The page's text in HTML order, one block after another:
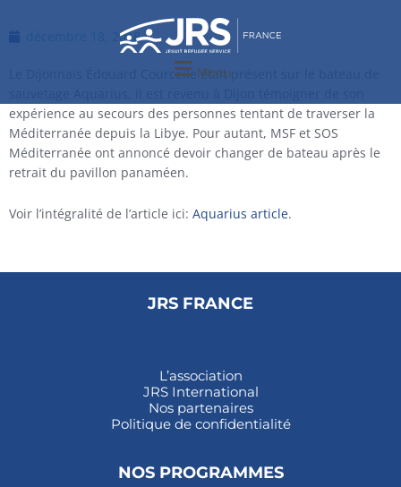
Menu
décembre 18, 2018
Le Dijonnais Édouard Courcelle était présent sur le bateau de
expérience au secours des personnes tentant de traverser la
Méditerranée depuis la Libye. Pour autant, MSF et SOS
Méditerranée ont annoncé devoir changer de bateau après le
retrait du pavillon panaméen.
Voir l’intégralité de l’article ici: Aquarius article.
JRS FRANCE
L’association
JRS International
Nos partenaires
Politique de confidentialité
NOS PROGRAMMES